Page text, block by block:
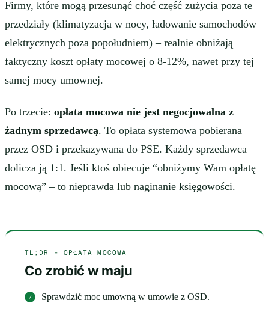
Firmy, które mogą przesunąć choć część zużycia poza te
przedziały (klimatyzacja w nocy, ładowanie samochodów
elektrycznych poza popołudniem) – realnie obniżają
faktyczny koszt opłaty mocowej o 8-12%, nawet przy tej
samej mocy umownej.
Po trzecie: opłata mocowa nie jest negocjowalna z
żadnym sprzedawcą. To opłata systemowa pobierana
przez OSD i przekazywana do PSE. Każdy sprzedawca
dolicza ją 1:1. Jeśli ktoś obiecuje “obniżymy Wam opłatę
mocową” – to nieprawda lub naginanie księgowości.
TL;DR - OPŁATA MOCOWA
Co zrobić w maju
Sprawdzić moc umowną w umowie z OSD.